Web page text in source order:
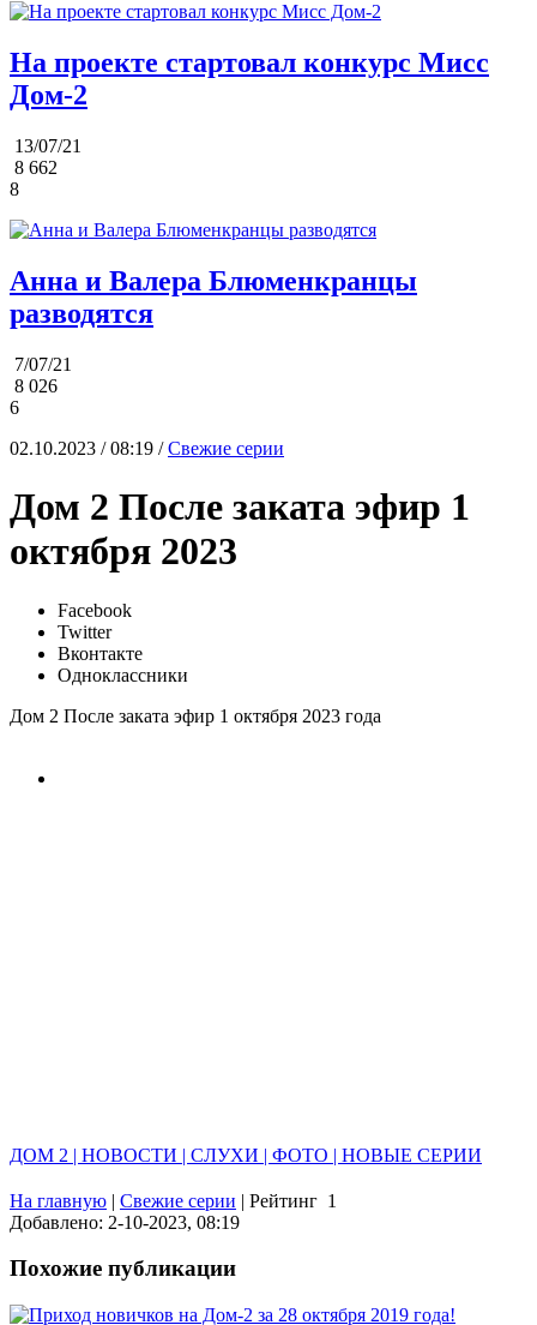
На проекте стартовал конкурс Мисс
Дом-2
13/07/21
8 662
8
Анна и Валера Блюменкранцы
разводятся
7/07/21
8 026
6
02.10.2023 / 08:19 /Свежие серии
Дом 2 После заката эфир 1
октября 2023
Facebook
Twitter
Вконтакте
Одноклассники
Дом 2 После заката эфир 1 октября 2023 года
ДОМ 2 | НОВОСТИ | СЛУХИ | ФОТО | НОВЫЕ СЕРИИ
На главную | Свежие серии | Рейтинг 1
Добавлено: 2-10-2023, 08:19
Похожие публикации